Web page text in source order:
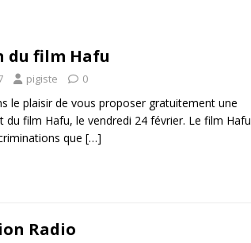
du film Hafu
pigiste 0
le plaisir de vous proposer gratuitement une
du film Hafu, le vendredi 24 février. Le film Hafu
que […]
Radio